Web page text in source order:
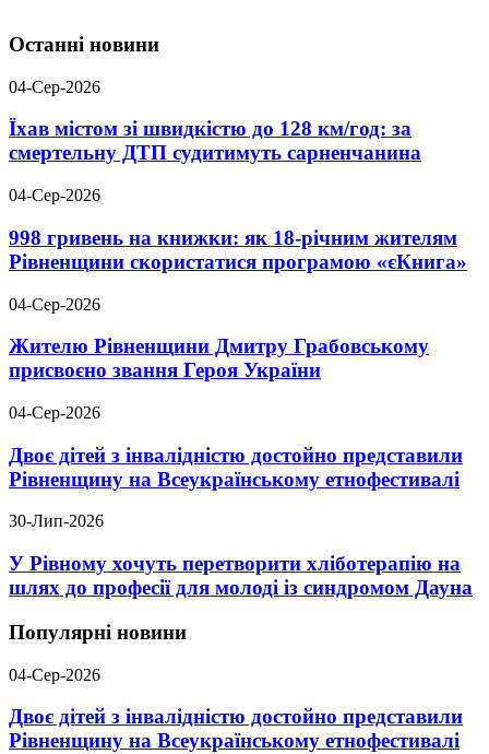
Останні новини
04-Сер-2026
Їхав містом зі швидкістю до 128 км/год: за
смертельну ДТП судитимуть сарненчанина
04-Сер-2026
998 гривень на книжки: як 18-річним жителям
Рівненщини скористатися програмою «єКнига»
04-Сер-2026
Жителю Рівненщини Дмитру Грабовському
присвоєно звання Героя України
04-Сер-2026
Двоє дітей з інвалідністю достойно представили
Рівненщину на Всеукраїнському етнофестивалі
30-Лип-2026
У Рівному хочуть перетворити хліботерапію на
шлях до професії для молоді із синдромом Дауна
Популярні новини
04-Сер-2026
Двоє дітей з інвалідністю достойно представили
Рівненщину на Всеукраїнському етнофестивалі